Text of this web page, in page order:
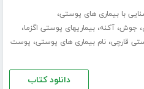
با بیماری های پوستی،
، جوش،آکنه،بیماریهای پوستی اگزما،
قارچی،نام بیماری های پوستی، پوست
دانلود کتاب